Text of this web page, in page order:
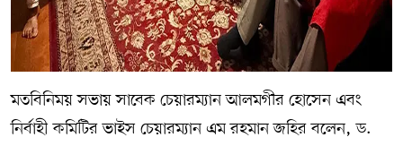
মতবিনিময় সভায় সাবেক চেয়ারম্যান আলমগীর হোসেন এবং
নির্বাহী কমিটির ভাইস চেয়ারম্যান এম রহমান জহির বলেন, ড.